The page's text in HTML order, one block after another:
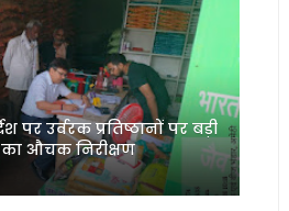
पर उर्वरक प्रतिष्ठानों पर बड़ी
का औचक निरीक्षण